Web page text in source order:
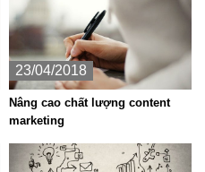
23/04/2018
Nâng cao chất lượng content
marketing